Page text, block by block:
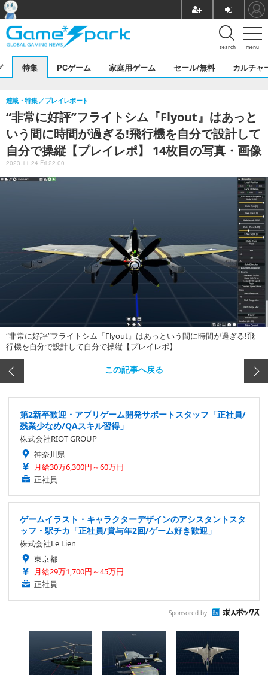
menu
search
特集 PCゲーム 家庭用ゲーム セール/無料 カルチャ
“非常に好評”フライトシム『Flyout』はあっと
いう間に時間が過ぎる!飛行機を自分で設計して
自分で操縦【プレイレポ】 14枚目の写真・画像
連載・特集 プレイレポート
2023.11.24 Fri 22:00
“非常に好評”フライトシム『Flyout』はあっという間に時間が過ぎる!飛
行機を自分で設計して自分で操縦【プレイレポ】
この記事へ戻る
第2新卒歓迎・アプリゲーム開発サポートスタッフ「正社員/
残業少なめ/QAスキル習得」
株式会社RIOT GROUP
神奈川県
月給30万6,300円～60万円
正社員
ゲームイラスト・キャラクターデザインのアシスタントスタ
ッフ・駅チカ「正社員/賞与年2回/ゲーム好き歓迎」
株式会社Le Lien
東京都
月給29万1,700円～45万円
正社員
Sponsored by